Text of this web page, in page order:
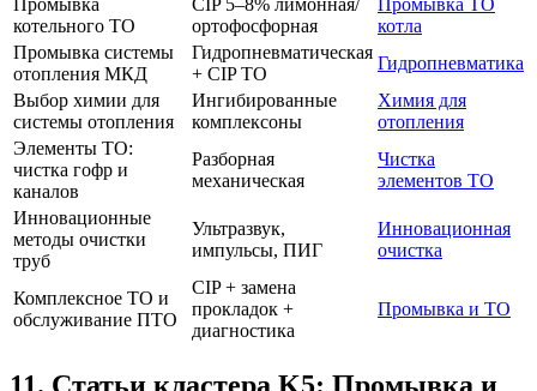
Промывка
котельного ТО
CIP 5–8% лимонная/
ортофосфорная
Промывка ТО
котла
Промывка системы
отопления МКД
Гидропневматическая
+ CIP ТО
Гидропневматика
Выбор химии для
системы отопления
Ингибированные
комплексоны
Химия для
отопления
Элементы ТО:
чистка гофр и
каналов
Разборная
механическая
Чистка
элементов ТО
Инновационные
методы очистки
труб
Ультразвук,
импульсы, ПИГ
Инновационная
очистка
Комплексное ТО и
обслуживание ПТО
CIP + замена
прокладок +
диагностика
Промывка и ТО